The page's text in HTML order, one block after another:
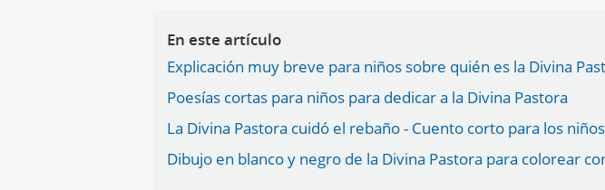
En este artículo
Explicación muy breve para niños sobre quién es la Divina
Poesías cortas para niños para dedicar a la Divina Pastora
La Divina Pastora cuidó el rebaño - Cuento corto para los niños
Dibujo en blanco y negro de la Divina Pastora para colorear